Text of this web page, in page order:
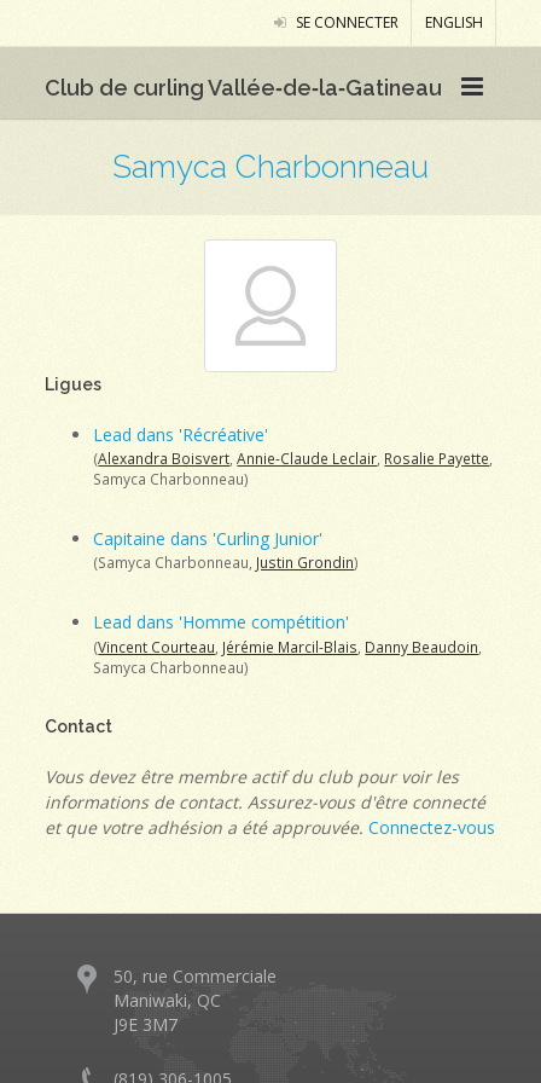
SE CONNECTER ENGLISH
Club de curling Vallée‑de‑la‑Gatineau
Samyca Charbonneau
Ligues
Lead dans 'Récréative'
(Alexandra Boisvert ,Annie-Claude Leclair Rosalie Payette
Samyca Charbonneau)
Capitaine dans 'Curling Junior'
(Samyca Charbonneau, Justin Grondin)
Lead dans 'Homme compétition'
(Vincent Courteau Jérémie Marcil-Blais Danny Beaudoin
Samyca Charbonneau)
Contact
Vous devez être membre actif du club pour voir les
informations de contact. Assurez-vous d'être connecté
et que votre adhésion a été approuvée. Connectez-vous
50, rue Commerciale
Maniwaki, QC
J9E 3M7
(819) 306-1005